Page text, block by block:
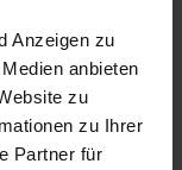
Anzeigen zu
anbieten
zu
zu Ihrer
Partner für